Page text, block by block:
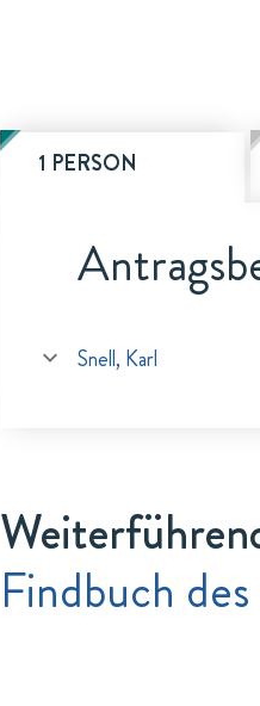
1 PERSON
Snell, Karl
Findbuch